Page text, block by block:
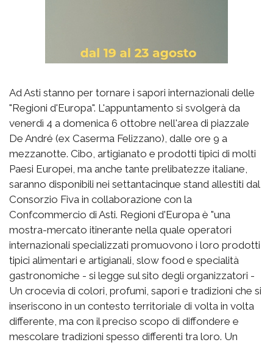
Ad Asti stanno per tornare i sapori internazionali delle
"Regioni d'Europa". L'appuntamento si svolgerà da
venerdì 4 a domenica 6 ottobre nell'area di piazzale
De André (ex Caserma Felizzano), dalle ore 9 a
mezzanotte. Cibo, artigianato e prodotti tipici di molti
Paesi Europei, ma anche tante prelibatezze italiane,
saranno disponibili nei settantacinque stand allestiti dal
Consorzio Fiva in collaborazione con la
Confcommercio di Asti. Regioni d'Europa è "una
mostra-mercato itinerante nella quale operatori
internazionali specializzati promuovono i loro prodotti
tipici alimentari e artigianali, slow food e specialità
gastronomiche - si legge sul sito degli organizzatori -
Un crocevia di colori, profumi, sapori e tradizioni che si
inseriscono in un contesto territoriale di volta in volta
differente, ma con il preciso scopo di diffondere e
mescolare tradizioni spesso differenti tra loro. Un